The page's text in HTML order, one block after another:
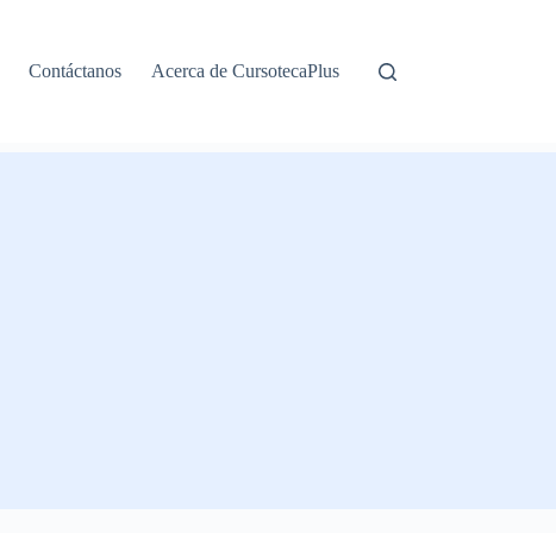
Contáctanos Acerca de CursotecaPlus